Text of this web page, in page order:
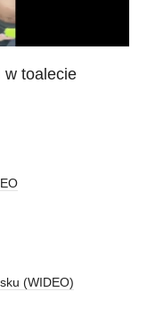
w toalecie
(WIDEO)